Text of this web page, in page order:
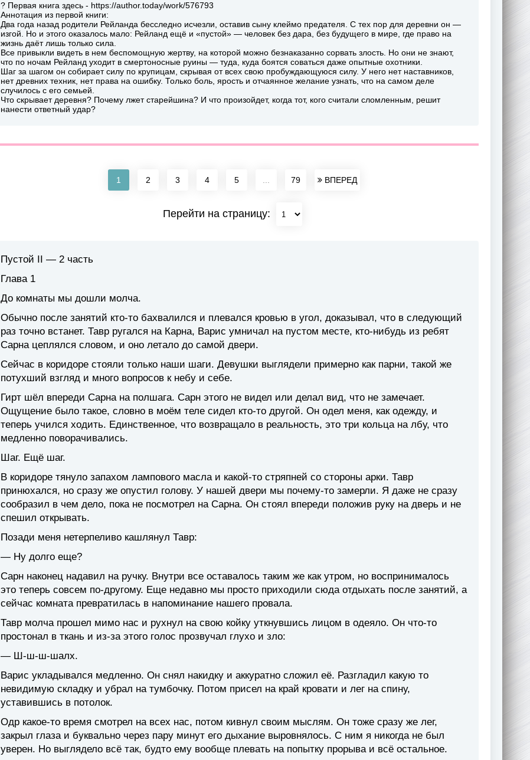
? Первая книга здесь - https://author.today/work/576793
Аннотация из первой книги:
Два года назад родители Рейланда бесследно исчезли, оставив сыну клеймо предателя. С тех пор для деревни он —
изгой. Но и этого оказалось мало: Рейланд ещё и «пустой» — человек без дара, без будущего в мире, где право на
жизнь даёт лишь только сила.
Все привыкли видеть в нем беспомощную жертву, на которой можно безнаказанно сорвать злость. Но они не знают,
что по ночам Рейланд уходит в смертоносные руины — туда, куда боятся соваться даже опытные охотники.
Шаг за шагом он собирает силу по крупицам, скрывая от всех свою пробуждающуюся силу. У него нет наставников,
нет древних техник, нет права на ошибку. Только боль, ярость и отчаянное желание узнать, что на самом деле
случилось с его семьей.
Что скрывает деревня? Почему лжет старейшина? И что произойдет, когда тот, кого считали сломленным, решит
нанести ответный удар?
1 2 3 4 5 ... 79 ВПЕРЕД
Перейти на страницу:
Пустой II — 2 часть
Глава 1
До комнаты мы дошли молча.
Обычно после занятий кто-то бахвалился и плевался кровью в угол, доказывал, что в следующий
раз точно встанет. Тавр ругался на Карна, Варис умничал на пустом месте, кто-нибудь из ребят
Сарна цеплялся словом, и оно летало до самой двери.
Сейчас в коридоре стояли только наши шаги. Девушки выглядели примерно как парни, такой же
потухший взгляд и много вопросов к небу и себе.
Гирт шёл впереди Сарна на полшага. Сарн этого не видел или делал вид, что не замечает.
Ощущение было такое, словно в моём теле сидел кто-то другой. Он одел меня, как одежду, и
теперь учился ходить. Единственное, что возвращало в реальность, это три кольца на лбу, что
медленно поворачивались.
Шаг. Ещё шаг.
В коридоре тянуло запахом лампового масла и какой-то стряпней со стороны арки. Тавр
принюхался, но сразу же опустил голову. У нашей двери мы почему-то замерли. Я даже не сразу
сообразил в чем дело, пока не посмотрел на Сарна. Он стоял впереди положив руку на дверь и не
спешил открывать.
Позади меня нетерпеливо кашлянул Тавр:
— Ну долго еще?
Сарн наконец надавил на ручку. Внутри все оставалось таким же как утром, но воспринималось
это теперь совсем по-другому. Еще недавно мы просто приходили сюда отдыхать после занятий, а
сейчас комната превратилась в напоминание нашего провала.
Тавр молча прошел мимо нас и рухнул на свою койку уткнувшись лицом в одеяло. Он что-то
простонал в ткань и из-за этого голос прозвучал глухо и зло:
— Ш-ш-ш-шалх.
Варис укладывался медленно. Он снял накидку и аккуратно сложил её. Разгладил какую то
невидимую складку и убрал на тумбочку. Потом присел на край кровати и лег на спину,
уставившись в потолок.
Одр какое-то время смотрел на всех нас, потом кивнул своим мыслям. Он тоже сразу же лег,
закрыл глаза и буквально через пару минут его дыхание выровнялось. С ним я никогда не был
уверен. Но выглядело всё так, будто ему вообще плевать на попытку прорыва и всё остальное.